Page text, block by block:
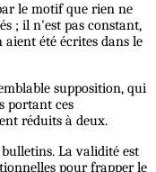
le motif que rien ne
; il n'est pas constant,
été écrites dans le
supposition, qui
portant ces
réduits à deux.
La validité est
pour frapper le